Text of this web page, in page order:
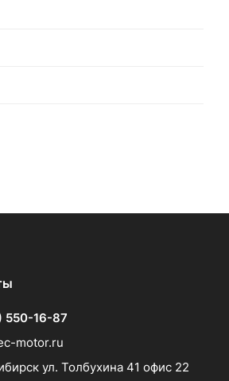
550-16-87
motor.ru
ул. Толбухина 41 офис 22